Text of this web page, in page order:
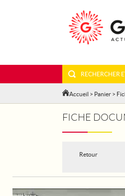
RECHERCHER
Accueil > Panier >
FICHE
Retour